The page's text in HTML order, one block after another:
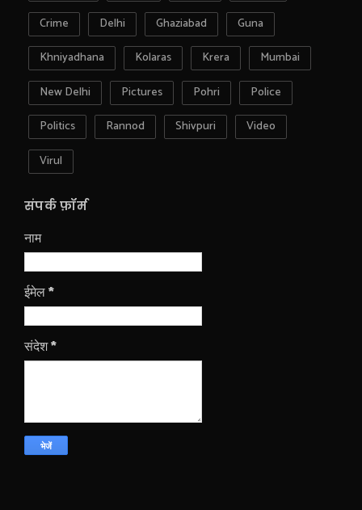
Crime
Delhi Ghaziabad
Guna
Khniyadhana
Kolaras Krera
Mumbai
New Delhi
Pictures Pohri
Police
Politics
Rannod Shivpuri
Video
Virul
संपर्क फ़ॉर्म
नाम
ईमेल*
संदेश*